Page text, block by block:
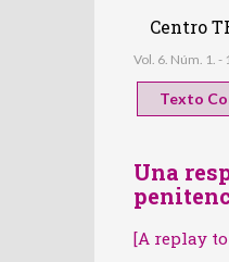
Centro
Vol. 6. Núm. 1. -
Texto
Una
[A replay